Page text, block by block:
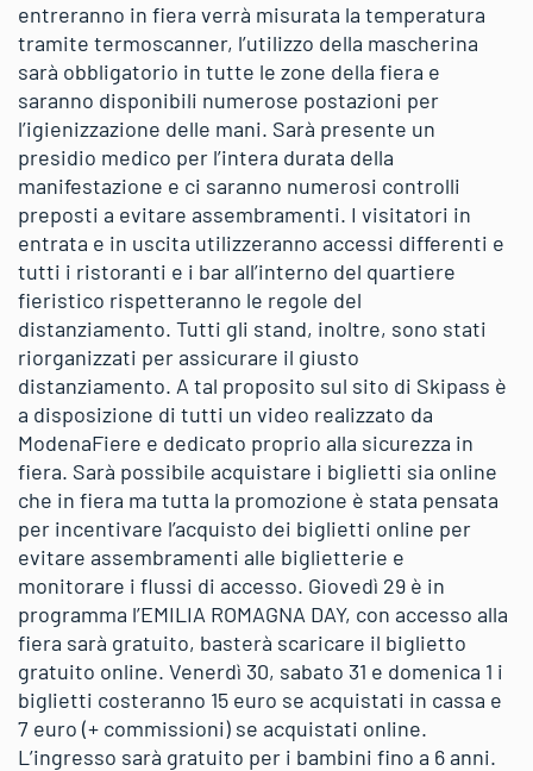
entreranno in fiera verrà misurata la temperatura
tramite termoscanner, l’utilizzo della mascherina
sarà obbligatorio in tutte le zone della fiera e
saranno disponibili numerose postazioni per
l’igienizzazione delle mani. Sarà presente un
presidio medico per l’intera durata della
manifestazione e ci saranno numerosi controlli
preposti a evitare assembramenti. I visitatori in
entrata e in uscita utilizzeranno accessi differenti e
tutti i ristoranti e i bar all’interno del quartiere
fieristico rispetteranno le regole del
distanziamento. Tutti gli stand, inoltre, sono stati
riorganizzati per assicurare il giusto
distanziamento. A tal proposito sul sito di Skipass è
a disposizione di tutti un video realizzato da
ModenaFiere e dedicato proprio alla sicurezza in
fiera. Sarà possibile acquistare i biglietti sia online
che in fiera ma tutta la promozione è stata pensata
per incentivare l’acquisto dei biglietti online per
evitare assembramenti alle biglietterie e
monitorare i flussi di accesso. Giovedì 29 è in
programma l’EMILIA ROMAGNA DAY, con accesso alla
fiera sarà gratuito, basterà scaricare il biglietto
gratuito online. Venerdì 30, sabato 31 e domenica 1 i
biglietti costeranno 15 euro se acquistati in cassa e
7 euro (+ commissioni) se acquistati online.
L’ingresso sarà gratuito per i bambini fino a 6 anni.